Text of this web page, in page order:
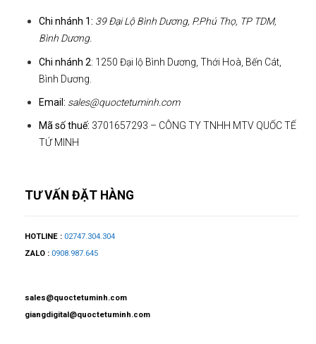
Chi nhánh 1: 39 Đại Lộ Bình Dương, P.Phú Thọ, TP TDM,
Bình Dương.
Chi nhánh 2: 1250 Đại lộ Bình Dương, Thới Hoà, Bến Cát,
Bình Dương.
Email: sales@quoctetuminh.com
Mã số thuế: 3701657293 – CÔNG TY TNHH MTV QUỐC TẾ
TỨ MINH
TƯ VẤN ĐẶT HÀNG
HOTLINE : 02747.304.304
ZALO : 0908.987.645
sales@quoctetuminh.com
giangdigital@quoctetuminh.com